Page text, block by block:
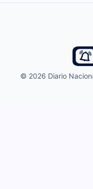
© 2026 Diario